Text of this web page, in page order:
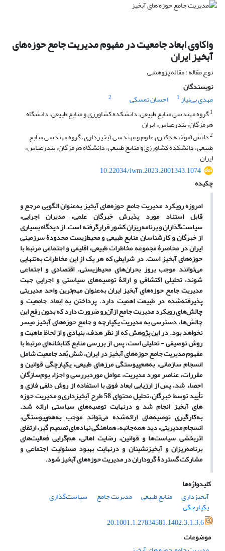
واکاوی ابعاد جامعیت در مفهوم مدیریت جامع حوزه‌های
آبخیز ایران
نوع مقاله : مقاله پژوهشی
نویسندگان
مهدی بی‌نیاز1 احسان تمسکی
2
1گروه مهندسی منابع طبیعی، دانشکده کشاورزی و منابع طبیعی، دانشگاه
هرمزگان، بندرعباس، ایران
2دانش‌آموخته دکتری علوم و مهندسی آبخیزداری، گروه مهندسی منابع
طبیعی، دانشکده کشاورزی و منابع طبیعی، دانشگاه هرمزگان، بندرعباس،
ایران
10.22034/iwm.2023.2001343.1074
چکیده
امروزه رویکرد مدیریت جامع حوزه‌های آبخیز به‌عنوان الگویی مرجع و
قابل استناد مورد پذیرش خبرگان علمی، مدیران اجرایی،
سیاست‌گذاران و برنامه‌ریزان کشور قرارگرفته است. از دیدگاه بسیاری
از خبرگان و کارشناسان منابع طبیعی و محیط‌زیست محدودۀ سرزمینی
ایران در محاصرۀ مجموعه‌ مخاطرات طبیعی، اقلیمی و اجتماعی مرتبط با
حوزه‌های آبخیز است. در شرایطی که هر یک از این مخاطرات به‌تنهایی
می‌توانند موجب بروز بحران‌‌های محیط‌زیستی، اقتصادی و اجتماعی
شوند، تحلیلیاکتشافیو ارائۀ توصیه‌های سیاستی و اجرایی جهت
مدیریت جامع حوزه‌های آبخیز ایران به‌عنوان مهم‌ترین واحد مدیریتی
پذیرفته‌شده در طبیعت اهمیت دارد. پرداختن به ابعاد جامعیت و
چالش‌های رویکرد مدیریت جامع ازآن‌رو ضرورت دارد که بدون رفع این
چالش‌ها، دسترسی به مدیریت یکپارچه و جامع حوزه‌های آبخیز میسر
نخواهد بود. در این پژوهش که از نظر هدف، بنیادی و از لحاظ ماهیت و
روش توصیفی - تحلیلی است، پس از بررسی منابع کتابخانه‌ای مرتبط با
مفهوم مدیریت جامع حوزه‌های آبخیز در ایران، شش بُعد جامعیت شامل
انسجام سازمانی، به‌هم‌پیوستگی مرزهای طبیعی، یکپارچگی قوانین و
مقررات، عناصر مورد مدیریت، عوامل موردبررسی و اجزاء بوم‌سازگان
احصاء شد، پس از ارزیابی ابعاد فوق با استفاده از روش دلفی فازی و
تأیید توسط خبرگان، تحلیل محتوای 58 طرح‌ آبخیزداری و مدیریت حوزه
­های آبخیز انجام شد و درنهایت توصیه‌های سیاستی ارائه شد.
به‌کارگیری توصیه‌های ارائه‌شده می‌تواند موجب به‌هم‌پیوستگی،
انسجام مدیریتی، دید همه‌جانبه، هماهنگی نهادهای تصمیم گیر، ارتقای
اثربخشی سیاست‌ها و قوانین، رضایت اهالی، هم‌گرایی فعالیتهای
برنامه‌ریزان و آبخیزنشینان و درنهایت بهبود مسئولیت اجتماعی و
مشارکت گستردۀ گروداران در مدیریت حوزه‌های آبخیز شود.
کلیدواژه‌ها
آبخیزداری
منابع طبیعی مدیریت جامع سیاست‌گذاری
یکپارچگی
20.1001.1.27834581.1402.3.1.3.6
موضوعات